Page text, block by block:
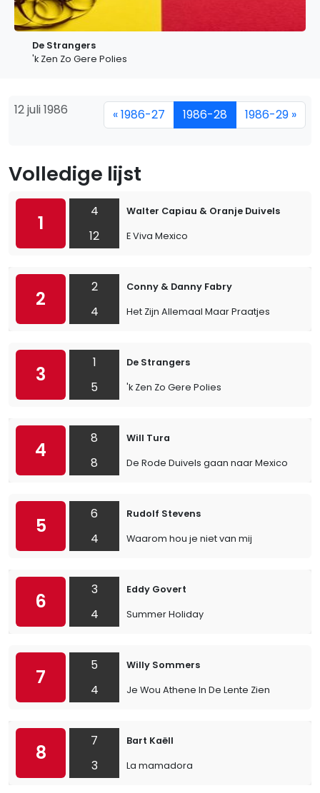
De Strangers
'k Zen Zo Gere Polies
12 juli 1986 « 1986-27 1986-28 1986-29 »
Volledige lijst
1
4
12
Walter Capiau & Oranje Duivels
E Viva Mexico
2
2
4
Conny & Danny Fabry
Het Zijn Allemaal Maar Praatjes
3
1
5
De Strangers
'k Zen Zo Gere Polies
4
8
8
Will Tura
De Rode Duivels gaan naar Mexico
5
6
4
Rudolf Stevens
Waarom hou je niet van mij
6
3
4
Eddy Govert
Summer Holiday
7
5
4
Willy Sommers
Je Wou Athene In De Lente Zien
8
7
3
Bart Kaëll
La mamadora